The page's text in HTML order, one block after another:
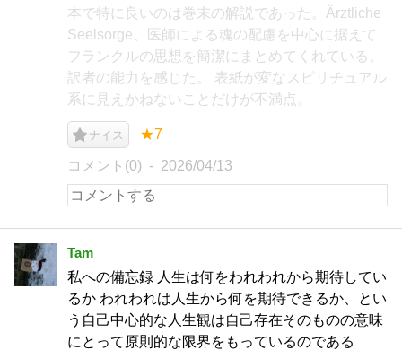
本で特に良いのは巻末の解説であった。Ärztliche
Seelsorge、医師による魂の配慮を中心に据えて
フランクルの思想を簡潔にまとめてくれている。
訳者の能力を感じた。 表紙が変なスピリチュアル
系に見えかねないことだけが不満点。
ナイス ★7
コメント(0) 2026/04/13
Tam
私への備忘録 人生は何をわれわれから期待してい
るか われわれは人生から何を期待できるか、とい
う自己中心的な人生観は自己存在そのものの意味
にとって原則的な限界をもっているのである